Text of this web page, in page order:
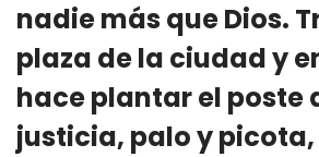
nadie más que Dios.
plaza de la ciudad y
hace plantar el poste
justicia, palo y